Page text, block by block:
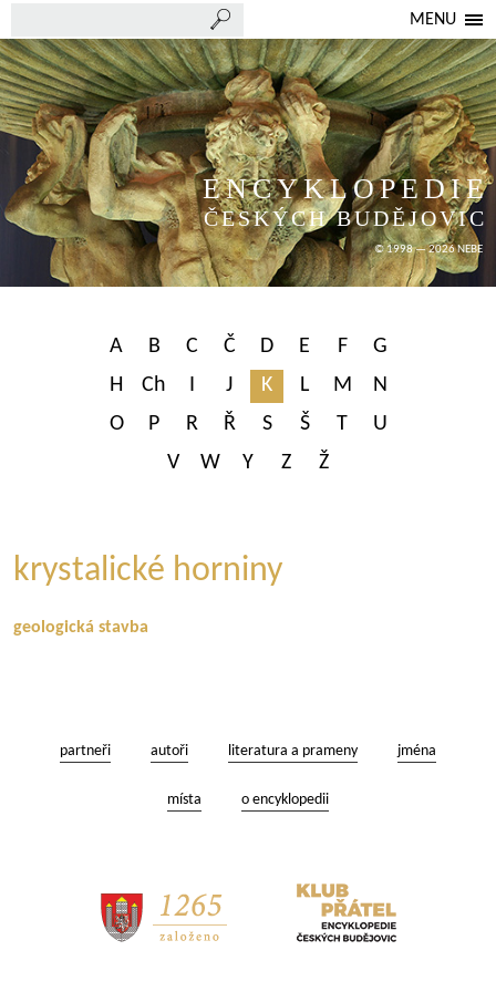
MENU
ENCYKLOPEDIE
ČESKÝCH BUDĚJOVIC
© 1998 — 2026 NEBE
A B C Č D E F
G
H
Ch I J K L M
N
O
P R Ř S Š T
U
V
W Y Z Ž
krystalické horniny
geologická stavba
partneři autoři literatura a prameny jména
místa o encyklopedii